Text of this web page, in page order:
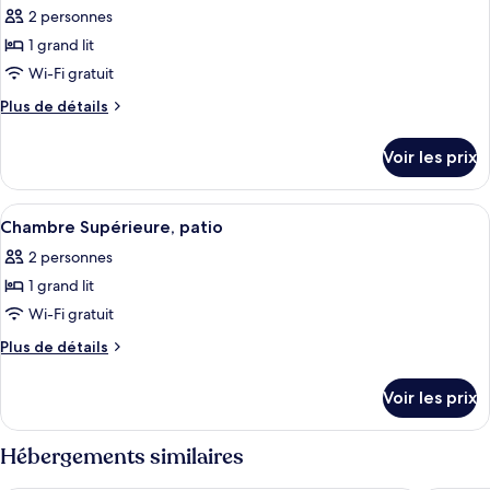
fleuve
(Studio)
Suite,
vue
(Studio)
les
photos
pour
ce
chambre :
Chambre
Supérieure
2 personnes
1 grand lit
Wi-Fi gratuit
Plus de détails
Plus
le
type
de
Chambre
Supérieure
Voir les prix
Afficher
toutes
les
photos
pour
ce
chambre :
Chambre
Supérieure,
Un espace extérieur aménagé avec
3
Chambre Supérieure, patio
2 personnes
1 grand lit
Wi-Fi gratuit
Plus de détails
Plus
le
type
de
Voir les prix
Hébergements similaires